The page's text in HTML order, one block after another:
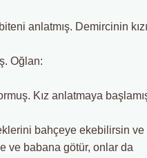
anlatmış. Demircinin
Oğlan:
Kız anlatmaya
bahçeye ekebilirsin ve
ve babana götür, onlar da